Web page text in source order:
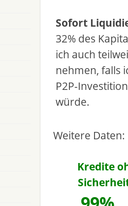
Sofort
32% des
ich auch
nehmen, falls
P2P-
würde.
Weitere Daten:
Kredite